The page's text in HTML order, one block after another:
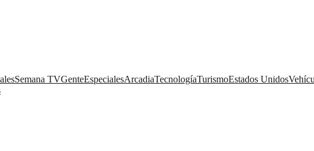
Semana TVGenteEspecialesArcadiaTecnologíaTurismoEstados Unidos